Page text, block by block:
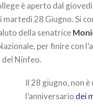
è aperto dal
martedì 28 Giugno. Si
della senatrice
per finire con
Ninfeo.
Il 28 giugno, non
l’anniversario dei